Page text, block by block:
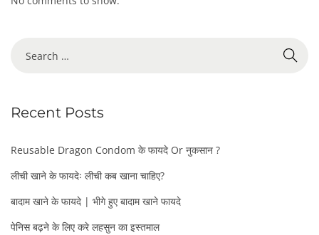
c
f
r
:
Recent Posts
Reusable Dragon Condom के फायदे Or नुकसान ?
लीची खाने के फायदेः लीची कब खाना चाहिए?
बादाम खाने के फायदे | भीगे हुए बादाम खाने फायदे
पेनिस बढ़ने के लिए करे लहसुन का इस्तमाल